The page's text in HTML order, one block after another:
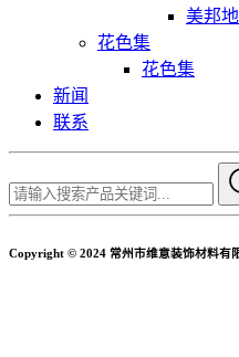
美邦
花色集
花色集
新闻
联系
Copyright © 2024 常州市维意装饰材料有